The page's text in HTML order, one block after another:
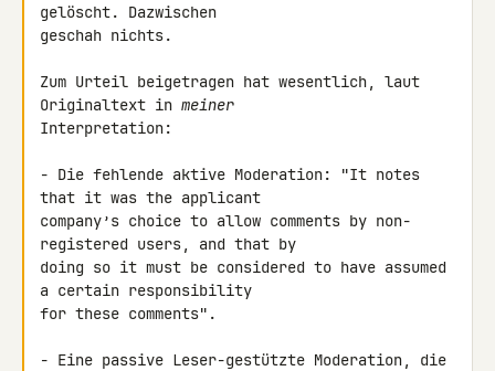
gelöscht. Dazwischen
geschah nichts.
Zum Urteil beigetragen hat wesentlich, laut
Originaltext in meiner
Interpretation:
- Die fehlende aktive Moderation: "It notes
that it was the applicant
company’s choice to allow comments by non-
registered users, and that by
doing so it must be considered to have assumed
a certain responsibility
for these comments".
- Eine passive Leser-gestützte Moderation, die